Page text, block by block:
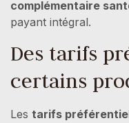
complémentaire
payant intégral.
Des tarifs
certains
Les tarifs